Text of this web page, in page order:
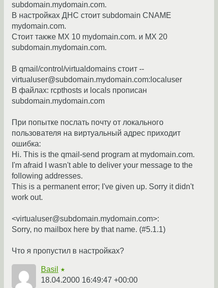
subdomain.mydomain.com.
В настройках ДНС стоит subdomain CNAME
mydomain.com.
Cтоит также MX 10 mydomain.com. и MX 20
subdomain.mydomain.com.
В qmail/control/virtualdomains стоит --
virtualuser@subdomain.mydomain.com:localuser
В файлах: rcpthosts и locals прописан
subdomain.mydomain.com
При попытке послать почту от локального
пользователя на виртуальный адрес приходит
ошибка:
Hi. This is the qmail-send program at mydomain.com.
I'm afraid I wasn't able to deliver your message to the
following addresses.
This is a permanent error; I've given up. Sorry it didn't
work out.
<virtualuser@subdomain.mydomain.com>:
Sorry, no mailbox here by that name. (#5.1.1)
Что я пропустил в настройках?
Basil ★
18.04.2000 16:49:47 +00:00